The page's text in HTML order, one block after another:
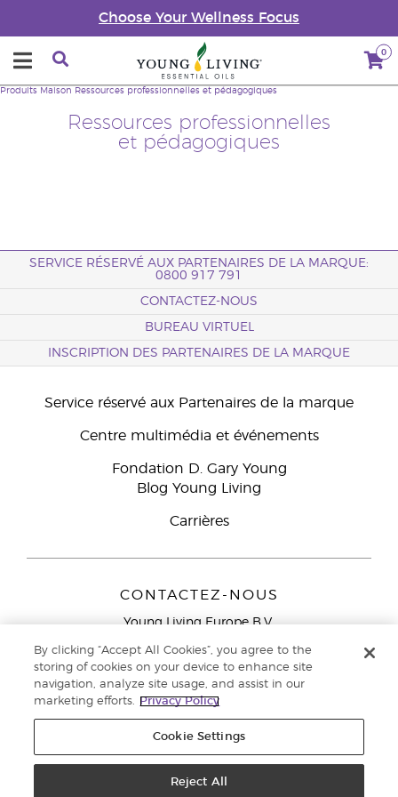
Choose Your Wellness Focus
0
Ressources professionnelles
et pédagogiques
Produits Maison Ressources professionnelles et pédagogiques
SERVICE RÉSERVÉ AUX PARTENAIRES DE LA MARQUE:
0800 917 791
CONTACTEZ-NOUS
BUREAU VIRTUEL
INSCRIPTION DES PARTENAIRES DE LA MARQUE
Service réservé aux Partenaires de la marque
Centre multimédia et événements
Fondation D. Gary Young
Blog Young Living
Carrières
CONTACTEZ-NOUS
Young Living Europe B.V.
9727 AJ Groningen
Service réservé aux Partenaires de la marque
791
Politique de confidentialité
By clicking “Accept All Cookies”, you agree to the
storing of cookies on your device to enhance site
navigation, analyze site usage, and assist in our
marketing efforts.
Privacy Policy
Cookie Settings
Reject All